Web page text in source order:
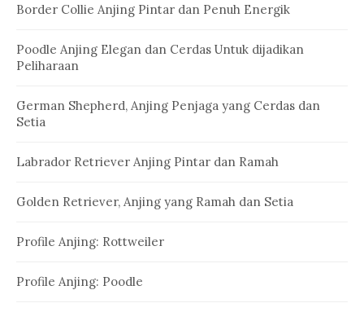
Border Collie Anjing Pintar dan Penuh Energik
Poodle Anjing Elegan dan Cerdas Untuk dijadikan
Peliharaan
German Shepherd, Anjing Penjaga yang Cerdas dan
Setia
Labrador Retriever Anjing Pintar dan Ramah
Golden Retriever, Anjing yang Ramah dan Setia
Profile Anjing: Rottweiler
Profile Anjing: Poodle